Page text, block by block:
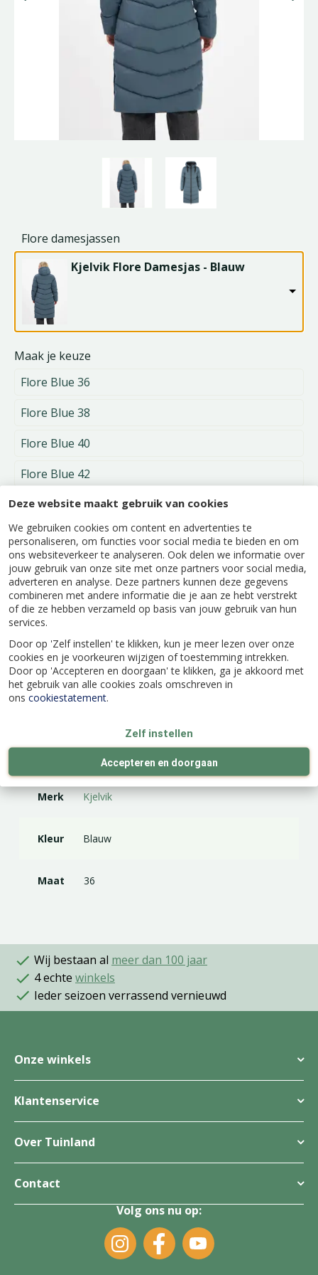
Deze website maakt gebruik van cookies
We gebruiken cookies om content en advertenties te
personaliseren, om functies voor social media te bieden en om
ons websiteverkeer te analyseren. Ook delen we informatie over
jouw gebruik van onze site met onze partners voor social media,
adverteren en analyse. Deze partners kunnen deze gegevens
combineren met andere informatie die je aan ze hebt verstrekt
of die ze hebben verzameld op basis van jouw gebruik van hun
services.
Door op 'Zelf instellen' te klikken, kun je meer lezen over onze
cookies en je voorkeuren wijzigen of toestemming intrekken.
Door op 'Accepteren en doorgaan' te klikken, ga je akkoord met
het gebruik van alle cookies zoals omschreven in
ons cookiestatement.
Zelf instellen
Accepteren en doorgaan
Flore damesjassen
Kjelvik Flore Damesjas - Blauw
Maak je keuze
Flore Blue 36
Flore Blue 38
Flore Blue 40
Flore Blue 42
Flore Blue 44
Flore Blue 46
Flore Xg Blue 48
Alleen verkrijgbaar in onze winkels.
Merk Kjelvik
Kleur Blauw
Maat 36
Wij bestaan al meer dan 100 jaar
4 echte winkels
Ieder seizoen verrassend vernieuwd
Onze winkels
Klantenservice
Over Tuinland
Contact
Volg ons nu op: